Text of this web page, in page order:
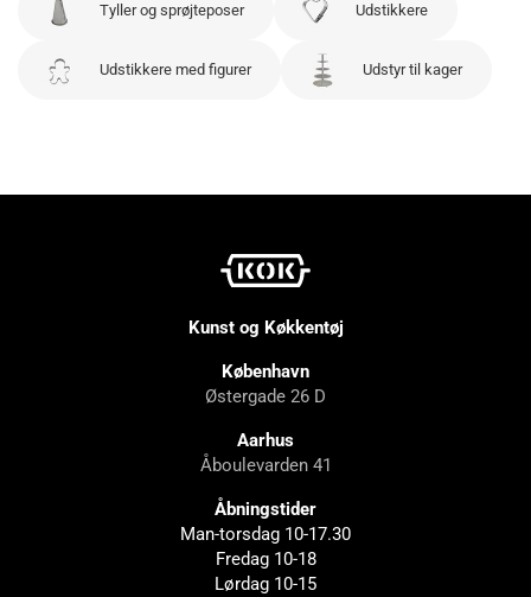
Tyller og sprøjteposer Udstikkere
Udstikkere med figurer Udstyr til kager
Kunst og Køkkentøj
København
Østergade 26 D
Aarhus
Åboulevarden 41
Åbningstider
Man-torsdag 10-17.30
Fredag 10-18
Lørdag 10-15